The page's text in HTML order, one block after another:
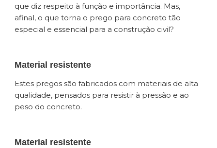
que diz respeito à função e importância. Mas,
afinal, o que torna o prego para concreto tão
especial e essencial para a construção civil?
Material resistente
Estes pregos são fabricados com materiais de alta
qualidade, pensados para resistir à pressão e ao
peso do concreto.
Material resistente